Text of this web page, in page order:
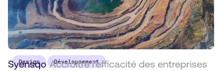
Design Développement
Syensqo Accroître l’efficacité des entreprises